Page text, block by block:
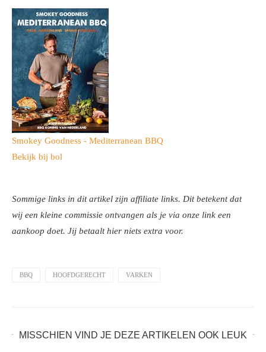
Smokey Goodness - Mediterranean BBQ
Bekijk bij bol
Sommige links in dit artikel zijn affiliate links. Dit betekent dat
wij een kleine commissie ontvangen als je via onze link een
aankoop doet. Jij betaalt hier niets extra voor.
BBQ HOOFDGERECHT VARKEN
MISSCHIEN VIND JE DEZE ARTIKELEN OOK LEUK